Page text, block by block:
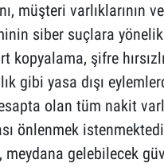
müşteri varlıklarının ve
siber suçlara yönelik
kopyalama, şifre
gibi yasa dışı
olan tüm nakit
önlenmek
meydana gelebilecek